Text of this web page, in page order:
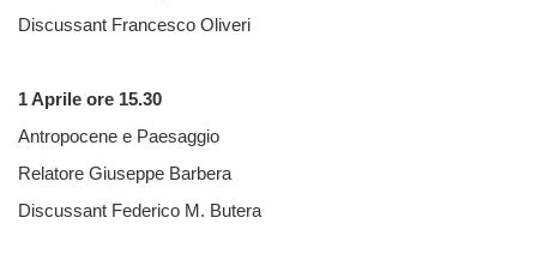
Discussant Francesco Oliveri
1 Aprile ore 15.30
Antropocene e Paesaggio
Relatore Giuseppe Barbera
Discussant Federico M. Butera